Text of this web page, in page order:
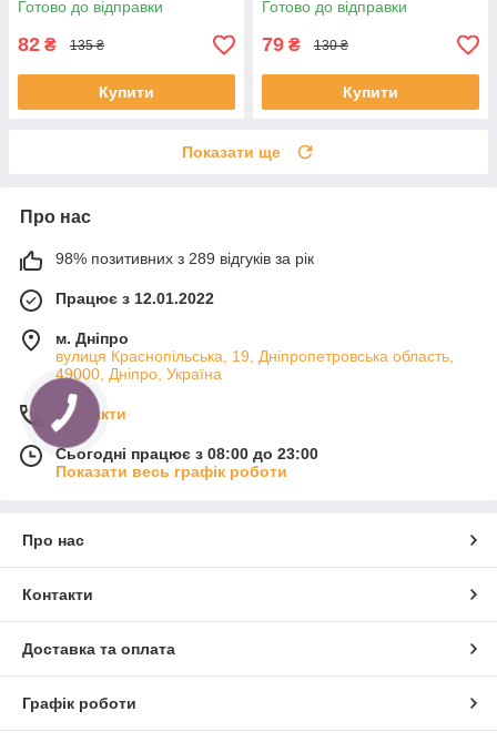
Готово до відправки
82 ₴ 135 ₴
Купити
Готово до відправки
79 ₴ 130 ₴
Купити
Показати ще
Про нас
98% позитивних з 289 відгуків за рік
Працює з 12.01.2022
м. Дніпро
вулиця Краснопільська, 19, Дніпропетровська область,
49000, Дніпро, Україна
Контакти
Сьогодні працює з 08:00 до 23:00
Показати весь графік роботи
Про нас
Контакти
Доставка та оплата
Графік роботи